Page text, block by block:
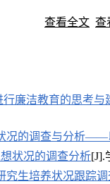
查看全文 查
行廉洁教育的思考
况的调查与分析——
状况的调查分析[J].
究生培养状况跟踪